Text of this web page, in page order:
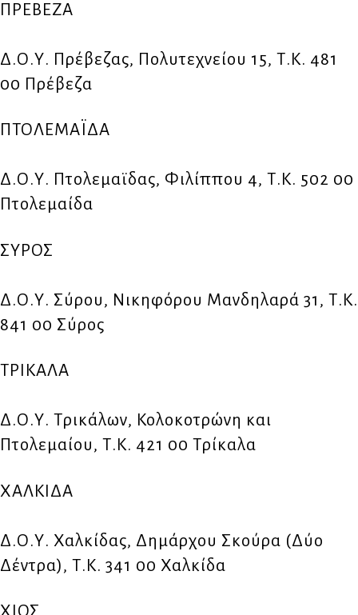
ΠΡΕΒΕΖΑ
Δ.Ο.Υ. Πρέβεζας, Πολυτεχνείου 15, Τ.Κ. 481
00 Πρέβεζα
ΠΤΟΛΕΜΑΪΔΑ
Δ.Ο.Υ. Πτολεμαϊδας, Φιλίππου 4, Τ.Κ. 502 00
Πτολεμαίδα
ΣΥΡΟΣ
Δ.Ο.Υ. Σύρου, Νικηφόρου Μανδηλαρά 31, Τ.Κ.
841 00 Σύρος
ΤΡΙΚΑΛΑ
Δ.Ο.Υ. Τρικάλων, Κολοκοτρώνη και
Πτολεμαίου, Τ.Κ. 421 00 Τρίκαλα
ΧΑΛΚΙΔΑ
Δ.Ο.Υ. Χαλκίδας, Δημάρχου Σκούρα (Δύο
Δέντρα), Τ.Κ. 341 00 Χαλκίδα